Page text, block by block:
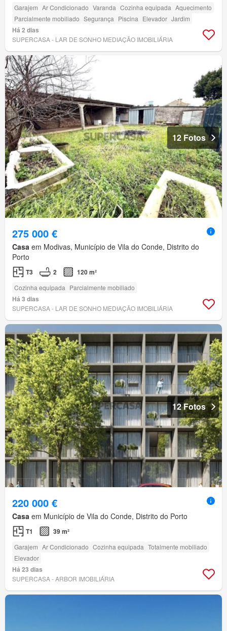
Garajem Ar Condicionado Varanda Cozinha equipada Aquecimento
Parcialmente mobiliado Segurança Piscina Elevador Jardim
Há 2 dias
SUPERCASA - LAR DE SONHO MEDIAÇÃO IMOBILIÁRIA
12 Fotos
275 000 €
Casa em Modivas, Município de Vila do Conde, Distrito do
Porto
T3 2 120 m²
Cozinha equipada Parcialmente mobiliado
Há 3 dias
SUPERCASA - LAR DE SONHO MEDIAÇÃO IMOBILIÁRIA
12 Fotos
220 000 €
Casa em Município de Vila do Conde, Distrito do Porto
T1 39 m²
Garajem Ar Condicionado Cozinha equipada Totalmente mobiliado
Elevador
Há 23 dias
SUPERCASA - ARBOR IMOBILIÁRIA